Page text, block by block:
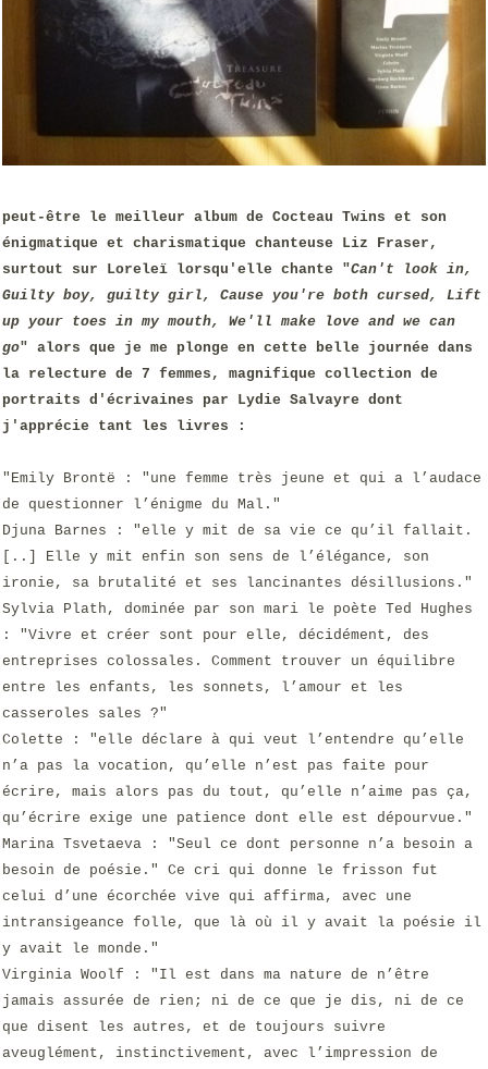
peut-être le meilleur album de Cocteau Twins et son
énigmatique et charismatique chanteuse Liz Fraser,
surtout sur Loreleï lorsqu'elle chante "Can't look in,
Guilty boy, guilty girl, Cause you're both cursed, Lift
up your toes in my mouth, We'll make love and we can
go" alors que je me plonge en cette belle journée dans
la relecture de 7 femmes, magnifique collection de
portraits d'écrivaines par Lydie Salvayre dont
j'apprécie tant les livres :
"Emily Brontë : "une femme très jeune et qui a l’audace
de questionner l’énigme du Mal."
Djuna Barnes : "elle y mit de sa vie ce qu’il fallait.
[..] Elle y mit enfin son sens de l’élégance, son
ironie, sa brutalité et ses lancinantes désillusions."
Sylvia Plath, dominée par son mari le poète Ted Hughes
: "Vivre et créer sont pour elle, décidément, des
entreprises colossales. Comment trouver un équilibre
entre les enfants, les sonnets, l’amour et les
casseroles sales ?"
Colette : "elle déclare à qui veut l’entendre qu’elle
n’a pas la vocation, qu’elle n’est pas faite pour
écrire, mais alors pas du tout, qu’elle n’aime pas ça,
qu’écrire exige une patience dont elle est dépourvue."
Marina Tsvetaeva : "Seul ce dont personne n’a besoin a
besoin de poésie." Ce cri qui donne le frisson fut
celui d’une écorchée vive qui affirma, avec une
intransigeance folle, que là où il y avait la poésie il
y avait le monde."
Virginia Woolf : "Il est dans ma nature de n’être
jamais assurée de rien; ni de ce que je dis, ni de ce
que disent les autres, et de toujours suivre
aveuglément, instinctivement, avec l’impression de